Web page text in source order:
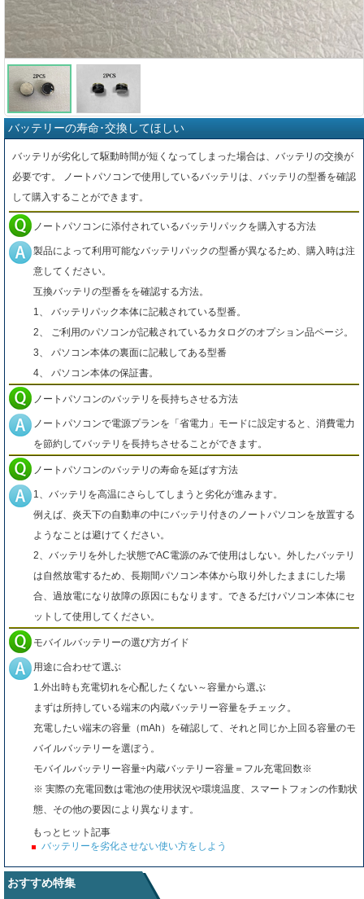
バッテリーの寿命･交換してほしい
バッテリが劣化して駆動時間が短くなってしまった場合は、バッテリの交換が
必要です。 ノートパソコンで使用しているバッテリは、バッテリの型番を確認
して購入することができます。
ノートパソコンに添付されているバッテリパックを購入する方法
製品によって利用可能なバッテリパックの型番が異なるため、購入時は注
意してください。
互換バッテリの型番をを確認する方法。
1、 バッテリパック本体に記載されている型番。
2、 ご利用のパソコンが記載されているカタログのオプション品ページ。
3、 パソコン本体の裏面に記載してある型番
4、 パソコン本体の保証書。
ノートパソコンのバッテリを長持ちさせる方法
ノートパソコンで電源プランを「省電力」モードに設定すると、消費電力
を節約してバッテリを長持ちさせることができます。
ノートパソコンのバッテリの寿命を延ばす方法
1、バッテリを高温にさらしてしまうと劣化が進みます。
例えば、炎天下の自動車の中にバッテリ付きのノートパソコンを放置する
ようなことは避けてください。
2、バッテリを外した状態でAC電源のみで使用はしない。外したバッテリ
は自然放電するため、長期間パソコン本体から取り外したままにした場
合、過放電になり故障の原因にもなります。できるだけパソコン本体にセ
ットして使用してください。
モバイルバッテリーの選び方ガイド
用途に合わせて選ぶ
1.外出時も充電切れを心配したくない～容量から選ぶ
まずは所持している端末の内蔵バッテリー容量をチェック。
充電したい端末の容量（mAh）を確認して、それと同じか上回る容量のモ
バイルバッテリーを選ぼう。
モバイルバッテリー容量÷内蔵バッテリー容量＝フル充電回数※
※ 実際の充電回数は電池の使用状況や環境温度、スマートフォンの作動状
態、その他の要因により異なります。
もっとヒット記事
バッテリーを劣化させない使い方をしよう
おすすめ特集